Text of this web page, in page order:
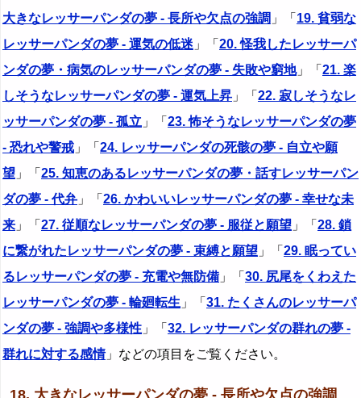
大きなレッサーパンダの夢 - 長所や欠点の強調 」「 19. 貧弱な
レッサーパンダの夢 - 運気の低迷 」「 20. 怪我したレッサーパ
ンダの夢・病気のレッサーパンダの夢 - 失敗や窮地」「 21. 楽
しそうなレッサーパンダの夢 - 運気上昇 」「 22. 寂しそうなレ
ッサーパンダの夢 - 孤立 」「 23. 怖そうなレッサーパンダの夢
- 恐れや警戒 」「 24. レッサーパンダの死骸の夢 - 自立や願
望 」「 25. 知恵のあるレッサーパンダの夢・話すレッサーパン
ダの夢 - 代弁 」「 26. かわいいレッサーパンダの夢 - 幸せな未
来 」「 27. 従順なレッサーパンダの夢 - 服従と願望 」「 28. 鎖
に繋がれたレッサーパンダの夢 - 束縛と願望 」「 29. 眠ってい
るレッサーパンダの夢 - 充電や無防備 」「 30. 尻尾をくわえた
レッサーパンダの夢 - 輪廻転生 」「 31. たくさんのレッサーパ
ンダの夢 - 強調や多様性 」「 32. レッサーパンダの群れの夢 -
群れに対する感情」などの項目をご覧ください。
18. 大きなレッサーパンダの夢 - 長所や欠点の強調